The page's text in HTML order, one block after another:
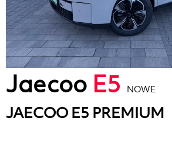
Jaecoo E5 NOWE
JAECOO E5 PREMIUM